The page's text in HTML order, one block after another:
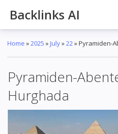
Backlinks AI
Home »2025 »July»22»Pyramiden-
Pyramiden-
Hurghada